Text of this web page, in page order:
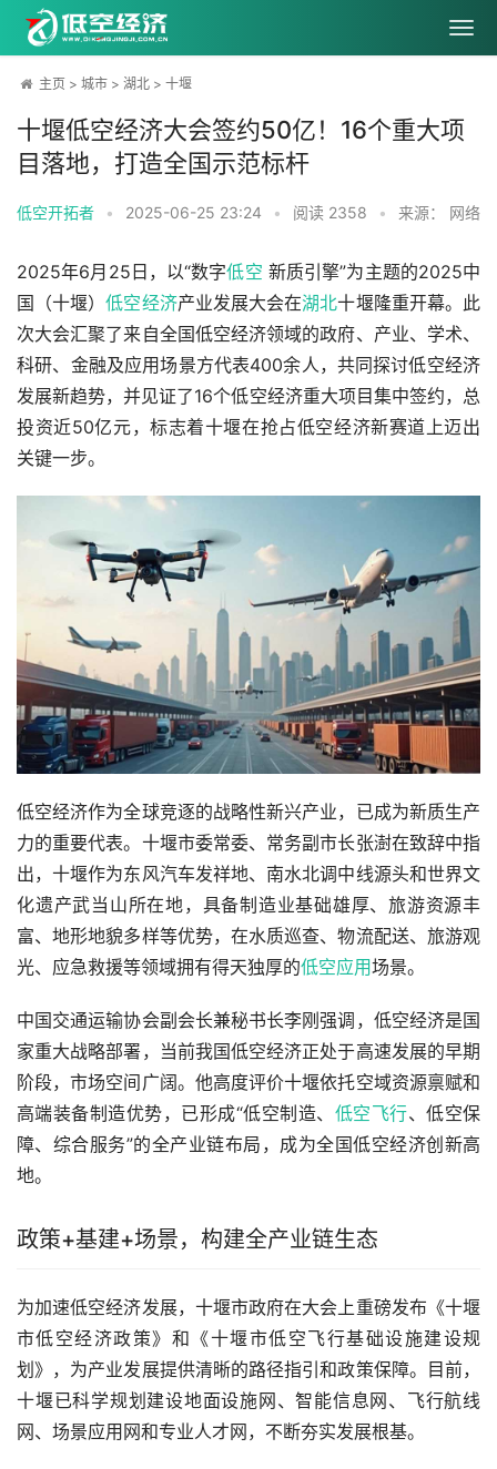
主页 > 城市 > 湖北 > 十堰
十堰低空经济大会签约50亿！16个重大项
目落地，打造全国示范标杆
低空开拓者 • 2025-06-25 23:24 • 阅读 2358 • 来源： 网络
2025年6月25日，以“数字低空 新质引擎”为主题的2025中
国（十堰）低空经济产业发展大会在湖北十堰隆重开幕。此
次大会汇聚了来自全国低空经济领域的政府、产业、学术、
科研、金融及应用场景方代表400余人，共同探讨低空经济
发展新趋势，并见证了16个低空经济重大项目集中签约，总
投资近50亿元，标志着十堰在抢占低空经济新赛道上迈出
关键一步。
低空经济作为全球竞逐的战略性新兴产业，已成为新质生产
力的重要代表。十堰市委常委、常务副市长张澍在致辞中指
出，十堰作为东风汽车发祥地、南水北调中线源头和世界文
化遗产武当山所在地，具备制造业基础雄厚、旅游资源丰
富、地形地貌多样等优势，在水质巡查、物流配送、旅游观
光、应急救援等领域拥有得天独厚的低空应用场景。
中国交通运输协会副会长兼秘书长李刚强调，低空经济是国
家重大战略部署，当前我国低空经济正处于高速发展的早期
阶段，市场空间广阔。他高度评价十堰依托空域资源禀赋和
高端装备制造优势，已形成“低空制造、 低空飞行、低空保
障、综合服务”的全产业链布局，成为全国低空经济创新高
地。
政策+基建+场景，构建全产业链生态
为加速低空经济发展，十堰市政府在大会上重磅发布《十堰
市低空经济政策》和《十堰市低空飞行基础设施建设规
划》，为产业发展提供清晰的路径指引和政策保障。目前，
十堰已科学规划建设地面设施网、智能信息网、飞行航线
网、场景应用网和专业人才网，不断夯实发展根基。